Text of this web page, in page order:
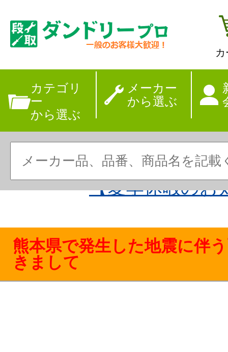
カテゴリ
ー
から選ぶ
メーカー
から選ぶ
【夏季休暇のお
熊本県で発生した地震に伴
きまして